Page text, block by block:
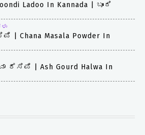
Ladoo In Kannada | ಬೂಂದಿ
Chana Masala Powder In
ರೆಸಿಪಿ | Ash Gourd Halwa In